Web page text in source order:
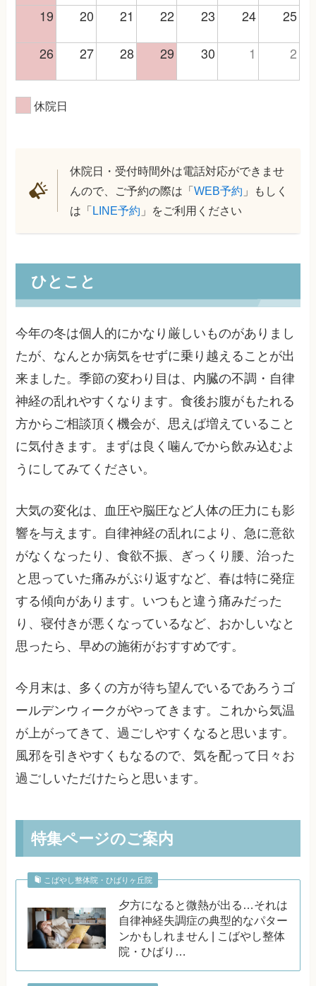
19 20 21 22 23 24 25
26 27 28 29 30 1 2
休院日
休院日・受付時間外は電話対応ができませ
んので、ご予約の際は「WEB予約 」もしく
は「LINE予約 」をご利用ください
ひとこと
今年の冬は個人的にかなり厳しいものがありまし
たが、なんとか病気をせずに乗り越えることが出
来ました。季節の変わり目は、内臓の不調・自律
神経の乱れやすくなります。食後お腹がもたれる
方からご相談頂く機会が、思えば増えていること
に気付きます。まずは良く噛んでから飲み込むよ
うにしてみてください。
大気の変化は、血圧や脳圧など人体の圧力にも影
響を与えます。自律神経の乱れにより、急に意欲
がなくなったり、食欲不振、ぎっくり腰、治った
と思っていた痛みがぶり返すなど、春は特に発症
する傾向があります。いつもと違う痛みだった
り、寝付きが悪くなっているなど、おかしいなと
思ったら、早めの施術がおすすめです。
今月末は、多くの方が待ち望んでいるであろうゴ
ールデンウィークがやってきます。これから気温
が上がってきて、過ごしやすくなると思います。
風邪を引きやすくもなるので、気を配って日々お
過ごしいただけたらと思います。
特集ページのご案内
こばやし整体院・ひばりヶ丘院
夕方になると微熱が出る…それは
自律神経失調症の典型的なパター
ンかもしれません | こばやし整体
院・ひばり…